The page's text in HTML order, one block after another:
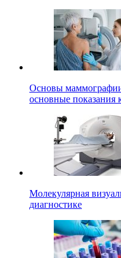
Основы
основные показания
Молекулярная
диагностике